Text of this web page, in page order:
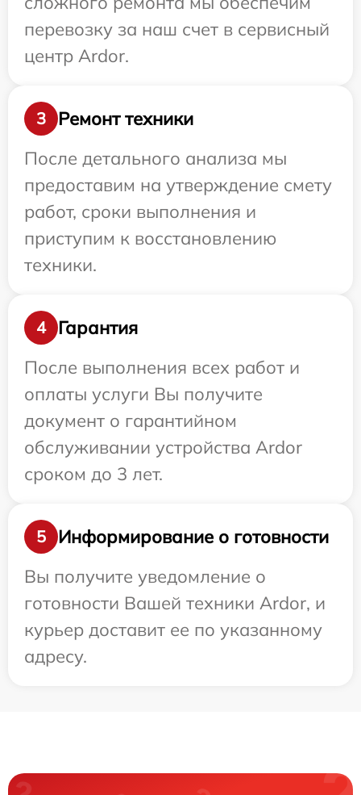
перевозку за наш счет в сервисный
центр Ardor.
3
Ремонт техники
После детального анализа мы
предоставим на утверждение смету
работ, сроки выполнения и
приступим к восстановлению
техники.
4
Гарантия
После выполнения всех работ и
оплаты услуги Вы получите
документ о гарантийном
обслуживании устройства Ardor
сроком до 3 лет.
5
Информирование о готовности
Вы получите уведомление о
готовности Вашей техники Ardor, и
курьер доставит ее по указанному
адресу.